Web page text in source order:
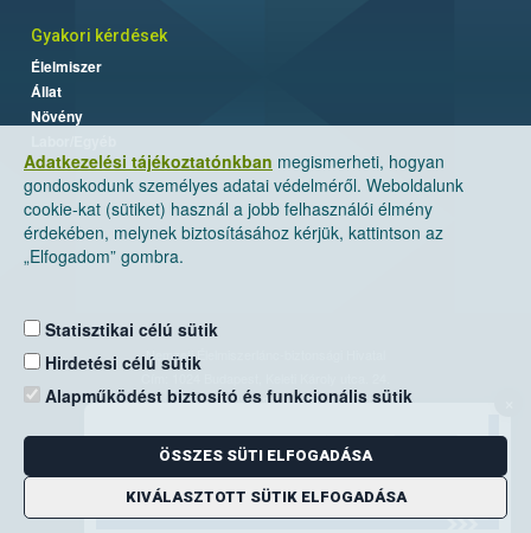
Adatkezelési tájékoztatónkban megismerheti, hogyan
gondoskodunk személyes adatai védelméről. Weboldalunk
cookie-kat (sütiket) használ a jobb felhasználói élmény
érdekében, melynek biztosításához kérjük, kattintson az
„Elfogadom” gombra.
Statisztikai célú sütik
Hirdetési célú sütik
Alapműködést biztosító és funkcionális sütik
ÖSSZES SÜTI ELFOGADÁSA
KIVÁLASZTOTT SÜTIK ELFOGADÁSA
Gyakori kérdések
Élelmiszer
Állat
Növény
Nemzeti Élelmiszerlánc-biztonsági Hivatal
Levelezési cím: 1525 Budapest. Pf. 30.
E-mail:ugyfelszolgalat@nebih.gov.hu
Zöld szám: 06-80/263-244
Telefon: 06-1/ 336-9000